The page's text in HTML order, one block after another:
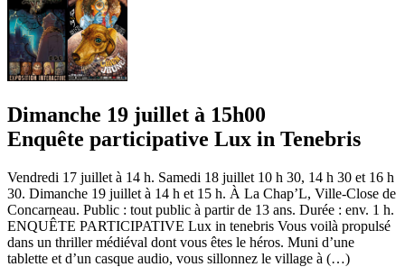
Dimanche 19 juillet à 15h00
Enquête participative Lux in Tenebris
Vendredi 17 juillet à 14 h. Samedi 18 juillet 10 h 30, 14 h 30 et 16 h
30. Dimanche 19 juillet à 14 h et 15 h. À La Chap’L, Ville-Close de
Concarneau. Public : tout public à partir de 13 ans. Durée : env. 1 h.
ENQUÊTE PARTICIPATIVE Lux in tenebris Vous voilà propulsé
dans un thriller médiéval dont vous êtes le héros. Muni d’une
tablette et d’un casque audio, vous sillonnez le village à (…)